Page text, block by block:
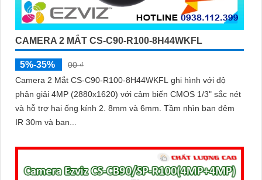
CAMERA 2 MẮT CS-C90-R100-8H44WKFL
5%-35%
00 ₫
Camera 2 Mắt CS-C90-R100-8H44WKFL ghi hình với độ
phân giải 4MP (2880x1620) với cảm biến CMOS 1/3" sắc nét
và hỗ trợ hai ống kính 2. 8mm và 6mm. Tầm nhìn ban đêm
IR 30m và ban...